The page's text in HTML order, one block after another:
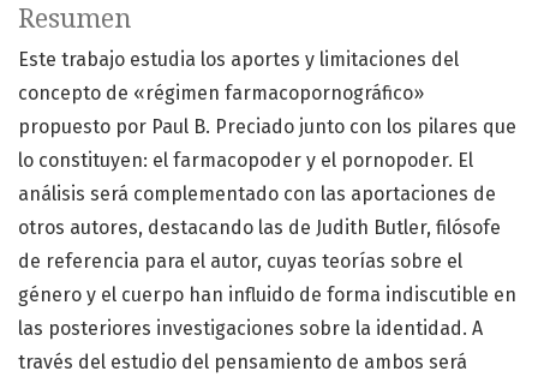
Resumen
Este trabajo estudia los aportes y limitaciones del
concepto de «régimen farmacopornográfico»
propuesto por Paul B. Preciado junto con los pilares que
lo constituyen: el farmacopoder y el pornopoder. El
análisis será complementado con las aportaciones de
otros autores, destacando las de Judith Butler, filósofe
de referencia para el autor, cuyas teorías sobre el
género y el cuerpo han influido de forma indiscutible en
las posteriores investigaciones sobre la identidad. A
través del estudio del pensamiento de ambos será